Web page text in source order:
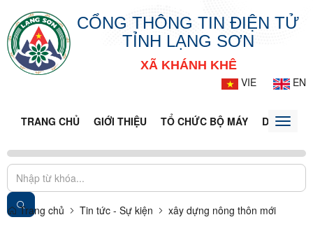
CỔNG THÔNG TIN ĐIỆN TỬ
TỈNH LẠNG SƠN
XÃ KHÁNH KHÊ
VIE
EN
TRANG CHỦ GIỚI THIỆU TỔ CHỨC BỘ MÁY DOANH
Toggle
Trang chủ Tin tức - Sự kiện xây dựng nông thôn mới